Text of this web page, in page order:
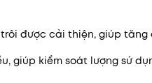
được cải thiện, giúp tăng
giúp kiểm soát lượng sử